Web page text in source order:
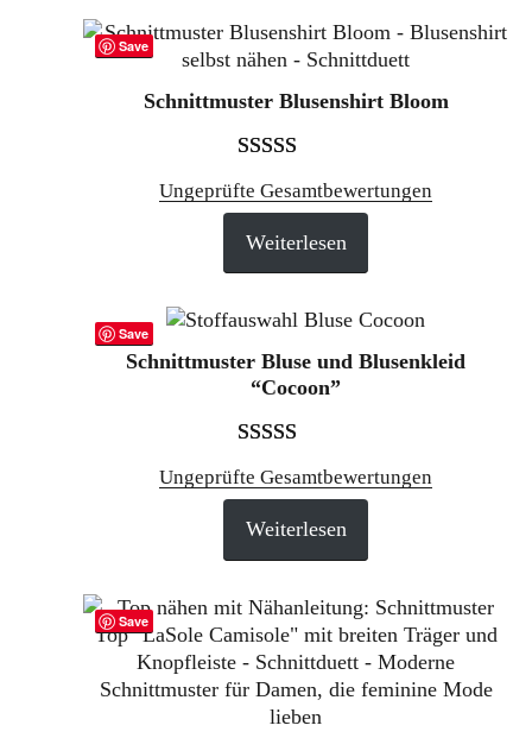
Schnittmuster Blusenshirt Bloom
Bewertet mit
5.00von 5,
basierend auf
1
Kundenbewertung
Ungeprüfte Gesamtbewertungen
Weiterlesen
Save
Schnittmuster Bluse und Blusenkleid
“Cocoon”
Bewertet
mit4.50
von 5,
basierend
auf
2
Kundenbewertungen
Ungeprüfte Gesamtbewertungen
Weiterlesen
Save
Save